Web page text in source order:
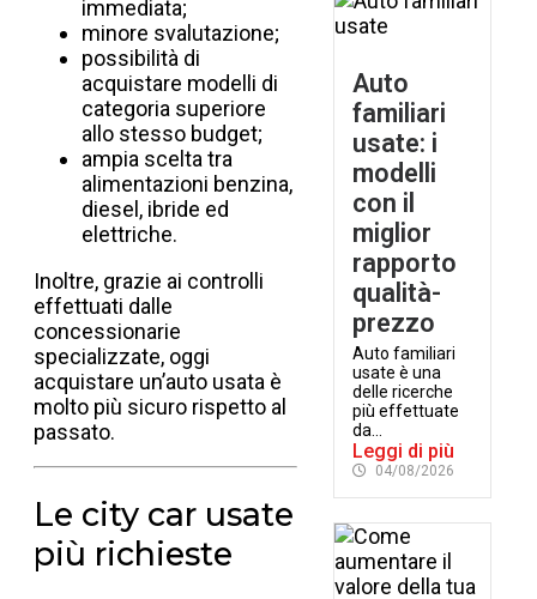
immediata;
minore svalutazione;
possibilità di
acquistare modelli di
categoria superiore
allo stesso budget;
ampia scelta tra
alimentazioni benzina,
diesel, ibride ed
elettriche.
Inoltre, grazie ai controlli
effettuati dalle
concessionarie
specializzate, oggi
acquistare un’auto usata è
molto più sicuro rispetto al
passato.
Le city car usate
più richieste
Auto
familiari
usate: i
modelli
con il
miglior
rapporto
qualità-
prezzo
Auto familiari
usate è una
delle ricerche
più effettuate
da...
Leggi di più
04/08/2026